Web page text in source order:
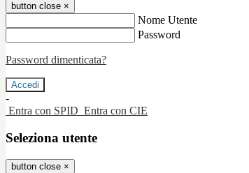
button close ×
Nome Utente
Password
Password dimenticata?
-
Entra con SPID Entra con CIE
Seleziona utente
button close ×